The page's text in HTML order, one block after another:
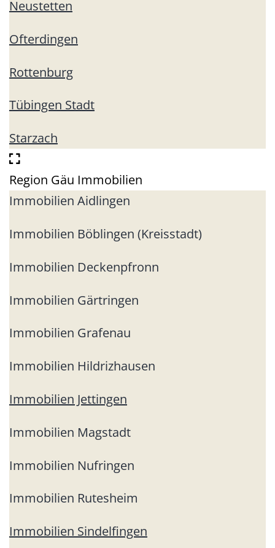
Neustetten
Ofterdingen
Rottenburg
Tübingen Stadt
Starzach
Region Gäu Immobilien
Immobilien Aidlingen
Immobilien Böblingen (Kreisstadt)
Immobilien Deckenpfronn
Immobilien Gärtringen
Immobilien Grafenau
Immobilien Hildrizhausen
Immobilien Jettingen
Immobilien Magstadt
Immobilien Nufringen
Immobilien Rutesheim
Immobilien Sindelfingen